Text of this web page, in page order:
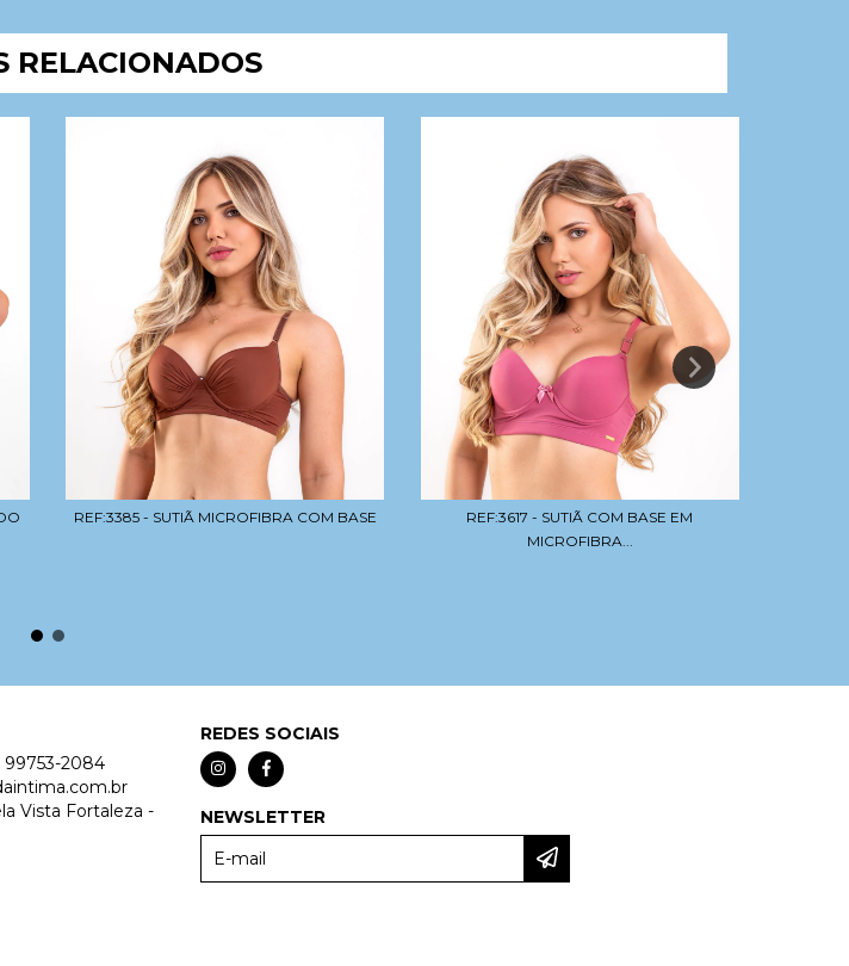
RELACIONADOS
REF:3385 - SUTIÃ MICROFIBRA COM BASE
REF:3617 - SUTIÃ COM BASE EM
MICROFIBRA...
99753-2084
Vista Fortaleza -
REDES SOCIAIS
NEWSLETTER